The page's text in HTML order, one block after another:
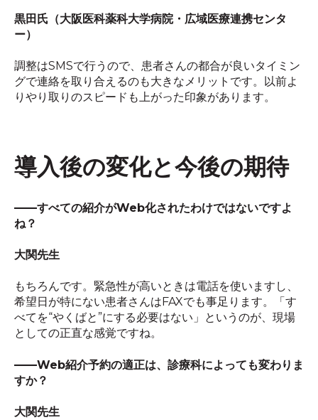
黒田氏（大阪医科薬科大学病院・ 広域医療連携センタ
ー）
調整はSMSで行うので、患者さんの都合が良いタイミン
グで連絡を取り合えるのも大きなメリットです。以前よ
りやり取りのスピードも上がった印象があります。
導入後の変化と今後の期待
――すべての紹介がWeb化されたわけではないですよ
ね？
大関先生
もちろんです。緊急性が高いときは電話を使いますし、
希望日が特にない患者さんは FAXでも事足ります。「す
べてを“やくばと”にする必要はない」というのが、現場
としての正直な感覚ですね。
――Web紹介予約の適正は、診療科によっても変わりま
すか？
大関先生